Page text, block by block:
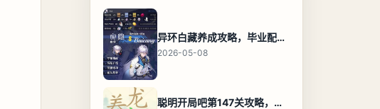
异环白藏养成攻略，毕业配装、技能加点与阵容搭配保姆级解析
2026-05-08
聪明开局吧第147关攻略，养龙虾找出27个常用字通关答案